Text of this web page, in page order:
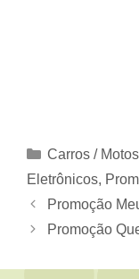
Categorias
Carros / Motos
Eletrônicos,
Promoção
Promoção